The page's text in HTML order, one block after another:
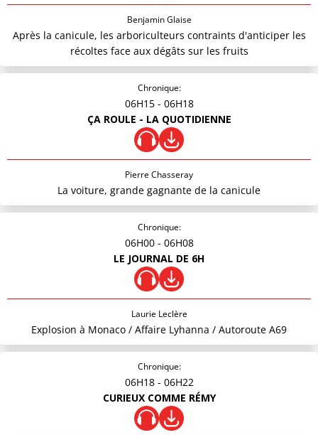
Benjamin Glaise
Après la canicule, les arboriculteurs contraints d'anticiper les
récoltes face aux dégâts sur les fruits
Chronique:
06H15 - 06H18
ÇA ROULE - LA QUOTIDIENNE
Pierre Chasseray
La voiture, grande gagnante de la canicule
Chronique:
06H00 - 06H08
LE JOURNAL DE 6H
Laurie Leclère
Explosion à Monaco / Affaire Lyhanna / Autoroute A69
Chronique:
06H18 - 06H22
CURIEUX COMME RÉMY